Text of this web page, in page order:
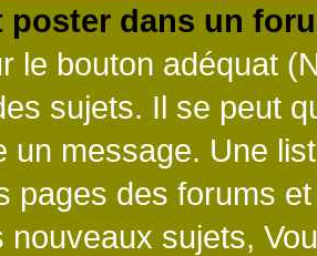
poster dans un
le bouton adéquat
sujets. Il se peut
un message. Une
pages des forums
nouveaux sujets,